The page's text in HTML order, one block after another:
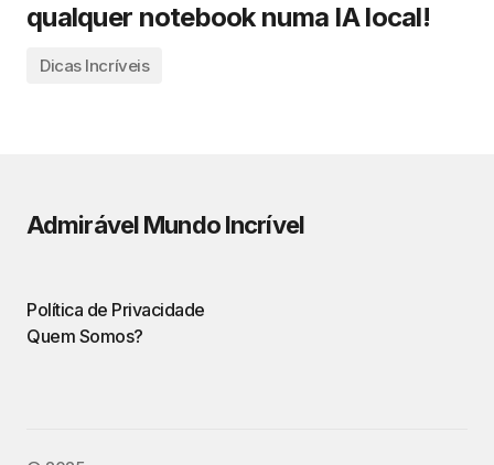
qualquer notebook numa IA local!
Dicas Incríveis
Admirável Mundo Incrível
Política de Privacidade
Quem Somos?